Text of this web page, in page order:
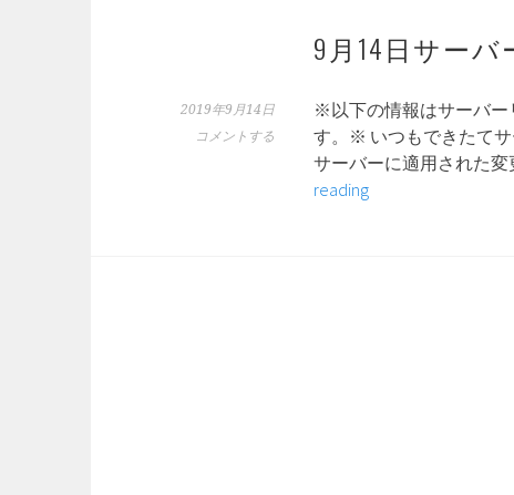
9月14日サーバ
2019年9月14日
コメントする
※以下の情報はサーバー
す。※ いつもできたてサ
サーバーに適用された
reading9